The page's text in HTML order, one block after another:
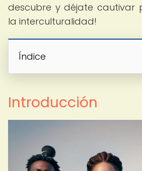
descubre y déjate cautivar
la interculturalidad!
Índice
Introducción